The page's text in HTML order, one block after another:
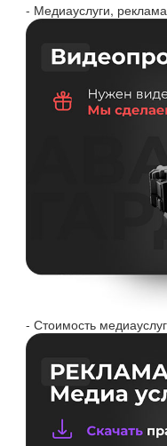
- Медиауслуги,
- Стоимость